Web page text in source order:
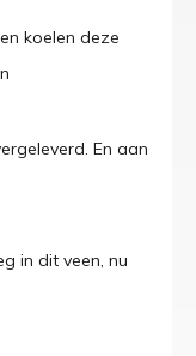
koelen deze
En aan
in dit veen, nu